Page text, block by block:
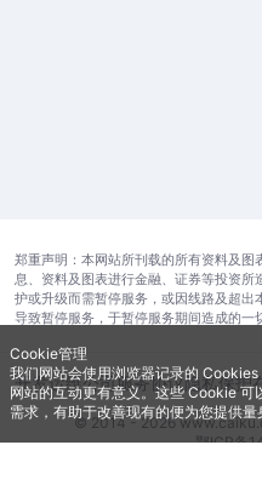
郑重声明：本网站所刊载的所有资料及
息、资料及图表进行金融、证券等投资
护或升级而需暂停服务，或因线路及超
导致暂停服务，于暂停服务期间造成的一
开发运维公司服务协议隐私保护
© 2014 - 2026
鄂ICP备
Cookie管理
我们网站会使用浏览器记录的 Cookies
网站的互动更有意义。这些 Cookie 可
需求，有助于改善现有的便为您提供
需获取更多有关我们使用的各种